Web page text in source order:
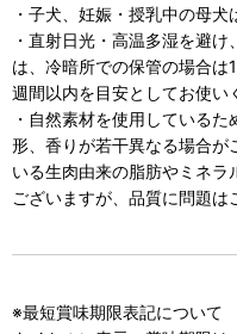
・子犬、妊娠・授乳中の母犬
・直射日光・高温多湿を避
は、冷暗所での保管の場合
週間以内を目安としてお使い
・自然素材を使用しているた
形、香りが若干異なる場合が
いる生肉由来の脂肪やミネ
ございますが、品質に問題は
※最短賞味期限表記について